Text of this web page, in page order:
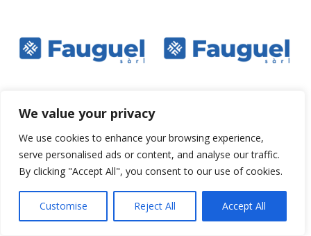
We value your privacy
We use cookies to enhance your browsing experience,
serve personalised ads or content, and analyse our traffic.
By clicking "Accept All", you consent to our use of cookies.
Customise Reject All Accept All
- Publicité -